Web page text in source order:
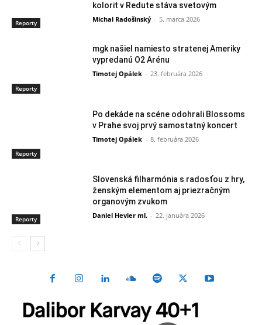
Reporty
kolorit v Redute stáva svetovým
Michal Radošinský - 5. marca 2026
Reporty
mgk našiel namiesto stratenej Ameriky
vypredanú O2 Arénu
Timotej Opálek - 23. februára 2026
Reporty
Po dekáde na scéne odohrali Blossoms
v Prahe svoj prvý samostatný koncert
Timotej Opálek - 8. februára 2026
Reporty
Slovenská filharmónia s radosťou z hry,
ženským elementom aj priezračným
organovým zvukom
Daniel Hevier ml. - 22. januára 2026